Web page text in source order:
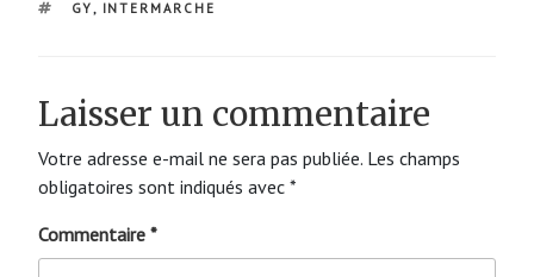
ÉTIQUETTES
GY , INTERMARCHE
Laisser un commentaire
Votre adresse e-mail ne sera pas publiée. Les champs
obligatoires sont indiqués avec *
Commentaire *